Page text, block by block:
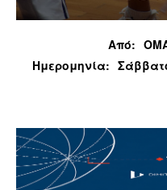
Από:
Ημερομηνία: